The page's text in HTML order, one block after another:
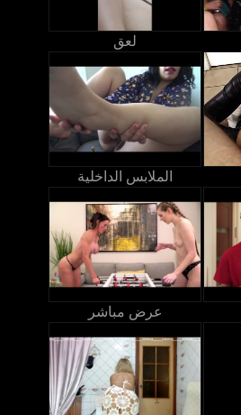
لعق
الملابس الداخلية
عرض مباشر